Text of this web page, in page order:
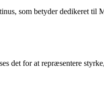
som betyder dedikeret
det for at repræsentere